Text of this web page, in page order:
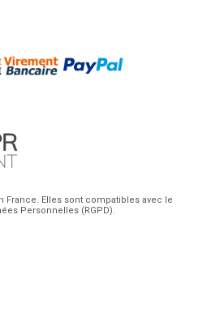
France. Elles sont compatibles avec le
Personnelles (RGPD).